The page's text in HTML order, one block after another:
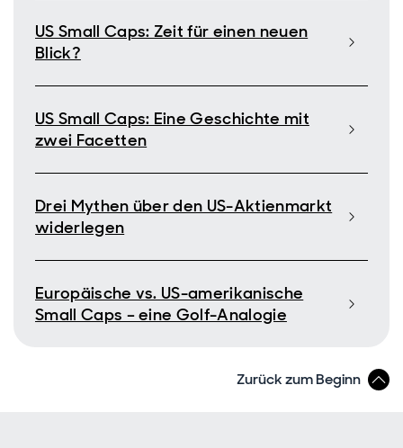
US Small Caps: Zeit für einen neuen
Blick?
US Small Caps: Eine Geschichte mit
zwei Facetten
Drei Mythen über den US-Aktienmarkt
widerlegen
Europäische vs. US-amerikanische
Small Caps – eine Golf-Analogie
Zurück zum Beginn